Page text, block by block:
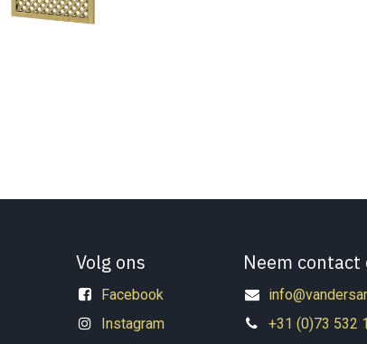
Volg ons
Facebook
Instagram
Neem contact
+31 (0)73 532